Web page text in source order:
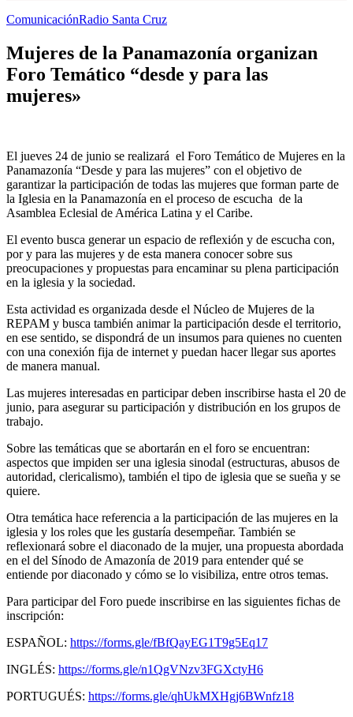
ComunicaciónRadio Santa Cruz
Mujeres de la Panamazonía organizan
Foro Temático “desde y para las
mujeres»
El jueves 24 de junio se realizará el Foro Temático de Mujeres en la
Panamazonía “Desde y para las mujeres” con el objetivo de
garantizar la participación de todas las mujeres que forman parte de
la Iglesia en la Panamazonía en el proceso de escucha de la
Asamblea Eclesial de América Latina y el Caribe.
El evento busca generar un espacio de reflexión y de escucha con,
por y para las mujeres y de esta manera conocer sobre sus
preocupaciones y propuestas para encaminar su plena participación
en la iglesia y la sociedad.
Esta actividad es organizada desde el Núcleo de Mujeres de la
REPAM y busca también animar la participación desde el territorio,
en ese sentido, se dispondrá de un insumos para quienes no cuenten
con una conexión fija de internet y puedan hacer llegar sus aportes
de manera manual.
Las mujeres interesadas en participar deben inscribirse hasta el 20 de
junio, para asegurar su participación y distribución en los grupos de
trabajo.
Sobre las temáticas que se abortarán en el foro se encuentran:
aspectos que impiden ser una iglesia sinodal (estructuras, abusos de
autoridad, clericalismo), también el tipo de iglesia que se sueña y se
quiere.
Otra temática hace referencia a la participación de las mujeres en la
iglesia y los roles que les gustaría desempeñar. También se
reflexionará sobre el diaconado de la mujer, una propuesta abordada
en el del Sínodo de Amazonía de 2019 para entender qué se
entiende por diaconado y cómo se lo visibiliza, entre otros temas.
Para participar del Foro puede inscribirse en las siguientes fichas de
inscripción:
ESPAÑOL: https://forms.gle/fBfQayEG1T9g5Eq17
INGLÉS: https://forms.gle/n1QgVNzv3FGXctyH6
PORTUGUÉS: https://forms.gle/qhUkMXHgj6BWnfz18